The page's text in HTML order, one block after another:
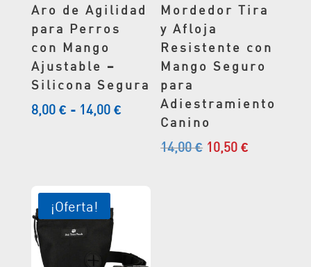
Aro de Agilidad
para Perros
con Mango
Ajustable –
Silicona Segura
8,00 € - 14,00 €Rango
precios:
Mordedor Tira
y Afloja
Resistente con
Mango Seguro
para
Adiestramiento
Canino
14,00€ El
10,50€
¡Oferta!